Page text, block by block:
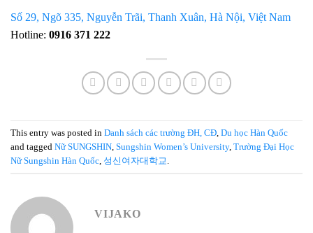
Số 29, Ngõ 335, Nguyễn Trãi, Thanh Xuân, Hà Nội, Việt Nam
Hotline: 0916 371 222
This entry was posted in Danh sách các trường ĐH, CĐ Du học Hàn Quốc
and tagged Nữ SUNGSHIN Sungshin Women’s University, Trường Đại Học
Nữ Sungshin Hàn Quốc 성신여자대학교
VIJAKO